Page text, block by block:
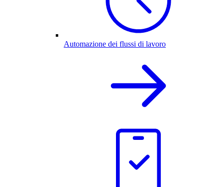
Automazione dei flussi di lavoro